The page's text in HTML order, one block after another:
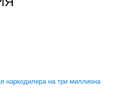
наркодилера на три миллиона